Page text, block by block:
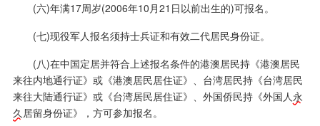
(六)年满17周岁(2006年10月21日以前出生的)可报名。
(七)现役军人报名须持士兵证和有效二代居民身份证。
(八)在中国定居并符合上述报名条件的港澳居民持《港澳居民
来往内地通行证》或《港澳居民居住证》、台湾居民持《台湾居民
来往大陆通行证》或《台湾居民居住证》、外国侨民持《外国人永
久居留身份证》，方可参加报名。